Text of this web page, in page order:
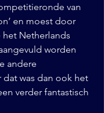
van
en moest door
Netherlands
worden
andere
dat was dan ook het
verder fantastisch